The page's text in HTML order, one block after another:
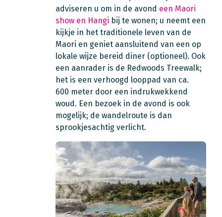
adviseren u om in de avond een Maori
show en Hangi bij te wonen; u neemt een
kijkje in het traditionele leven van de
Maori en geniet aansluitend van een op
lokale wijze bereid diner (optioneel). Ook
een aanrader is de Redwoods Treewalk;
het is een verhoogd looppad van ca.
600 meter door een indrukwekkend
woud. Een bezoek in de avond is ook
mogelijk; de wandelroute is dan
sprookjesachtig verlicht.